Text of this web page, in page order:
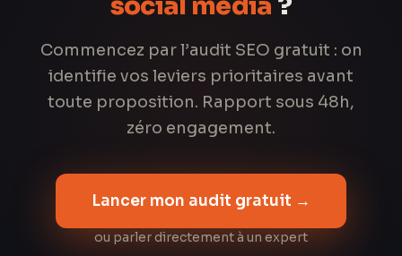
Commencez par l’audit SEO gratuit : on
identifie vos leviers prioritaires avant
toute proposition. Rapport sous 48h,
zéro engagement.
Lancer mon audit gratuit →
ou parler directement à un expert